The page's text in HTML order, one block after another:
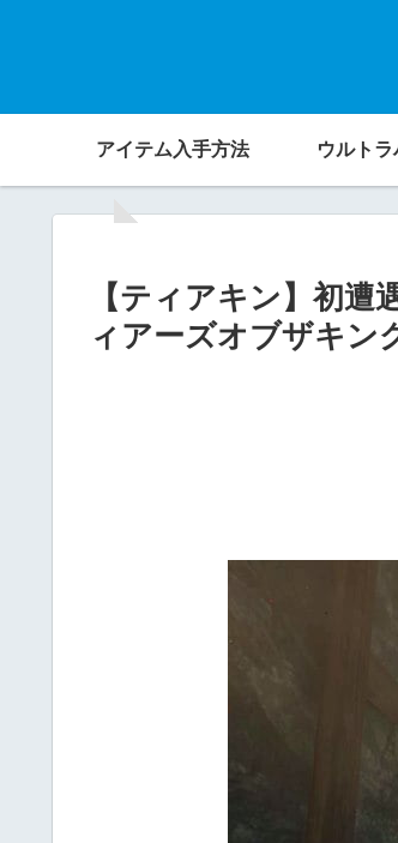
アイテム入手方法 ウルトラ
【ティアキン】初
ィアーズオブザキン